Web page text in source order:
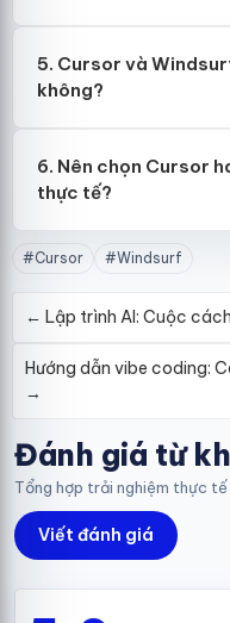
5. Cursor và
không?
6. Nên chọn Cursor
thực tế?
#Cursor #Windsurf
← Lập trình AI: Cuộc
Hướng dẫn vibe coding:
→
Đánh giá từ
Tổng hợp trải nghiệm thực tế
Viết đánh giá